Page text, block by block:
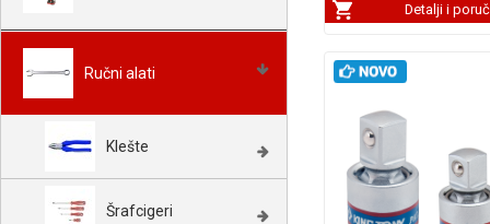
Ručni alati
Klešte
Šrafcigeri
Detalji i